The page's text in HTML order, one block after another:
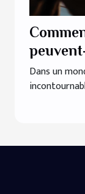
outils
Dans un